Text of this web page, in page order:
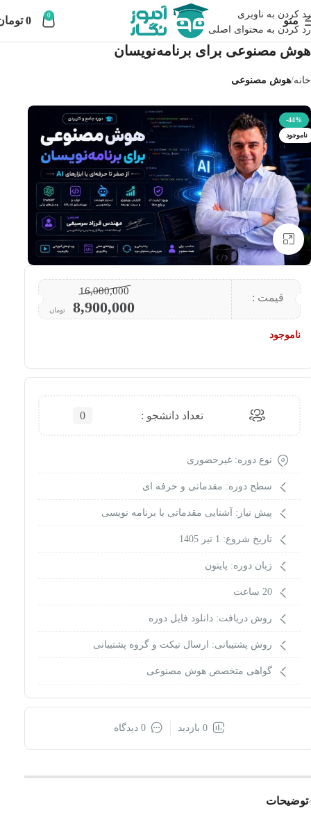
رد کردن به ناوبری
رد کردن به محتوای اصلی
منو 0
0
هوش مصنوعی برای برنامه‌نویسان
خانه هوش مصنوعی
-44%
ناموجود
بزرگنمایی تصویر
قیمت :
16,000,000
8,900,000 تومان
ناموجود
تعداد دانشجو : 0
نوع دوره: غیرحضوری
سطح دوره: مقدماتی و حرفه ای
پیش نیاز: آشنایی مقدماتی با برنامه نویسی
تاریخ شروع: 1 تیر 1405
زبان دوره: پایتون
20 ساعت
روش دریافت: دانلود فایل دوره
روش پشتیبانی: ارسال تیکت و گروه پشتیبانی
گواهی متخصص هوش مصنوعی
0 بازدید 0 دیدگاه
توضیحات